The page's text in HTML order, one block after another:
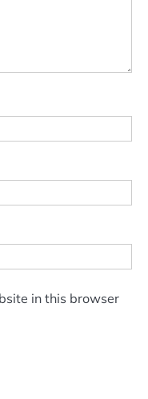
in this browser